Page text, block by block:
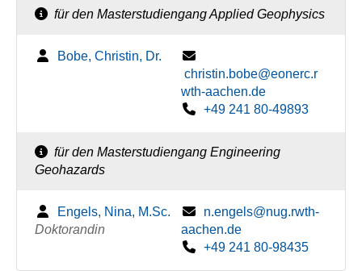
für den Masterstudiengang Applied Geophysics
Bobe, Christin, Dr.
christin.bobe@eonerc.r
wth-aachen.de
+49 241 80-49893
für den Masterstudiengang Engineering
Geohazards
Engels, Nina, M.Sc.
Doktorandin
n.engels@nug.rwth-
aachen.de
+49 241 80-98435